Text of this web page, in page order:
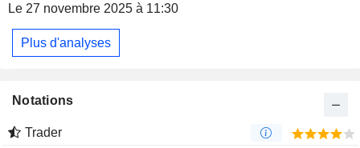
Le 27 novembre 2025 à 11:30
Plus d'analyses
Notations
Trader